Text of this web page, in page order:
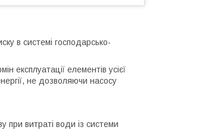
в системі господарсько-
експлуатації елементів усієї
не дозволяючи насосу
при витраті води із системи